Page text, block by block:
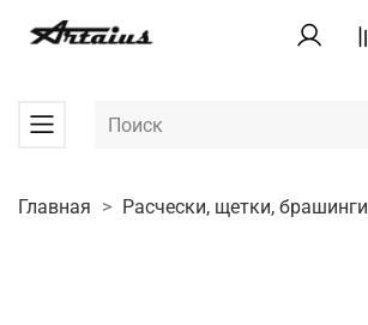
Главная Расчески, щетки, брашинги